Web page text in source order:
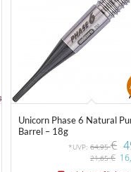
Unicorn Phase 6 Natural
Barrel – 18g
*UVP: 64,95€
21,65€